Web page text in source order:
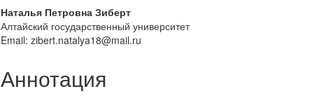
Основное
содержание
Наталья Петровна Зиберт
Алтайский государственный университет
Email: zibert.natalya18@mail.ru
Аннотация